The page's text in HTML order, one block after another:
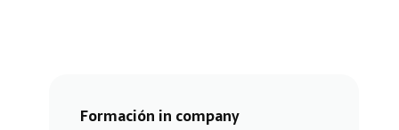
Formación in company